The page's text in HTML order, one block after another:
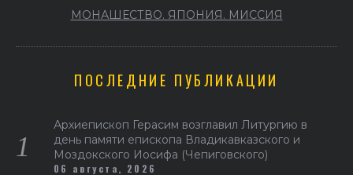
МОНАШЕСТВО. ЯПОНИЯ. МИССИЯ
ПОСЛЕДНИЕ ПУБЛИКАЦИИ
Архиепископ Герасим возглавил Литургию в
день памяти епископа Владикавказского и
Моздокского Иосифа (Чепиговского)
06 августа, 2026